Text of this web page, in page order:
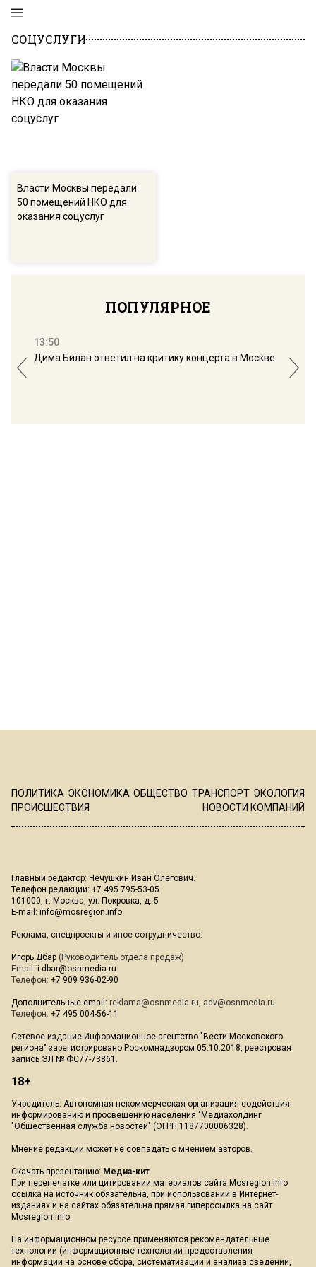
СОЦУСЛУГИ
Власти Москвы передали
50 помещений НКО для
оказания соцуслуг
ПОПУЛЯРНОЕ
13:50
Дима Билан ответил на критику концерта в Москве
ПОЛИТИКА ЭКОНОМИКА ОБЩЕСТВО ТРАНСПОРТ ЭКОЛОГИЯ
ПРОИСШЕСТВИЯ
НОВОСТИ КОМПАНИЙ
Главный редактор: Чечушкин Иван Олегович.
Телефон редакции: +7 495 795-53-05
101000, г. Москва, ул. Покровка, д. 5
E-mail: info@mosregion.info
Реклама, спецпроекты и иное сотрудничество:
Игорь Дбар (Руководитель отдела продаж)
Email: i.dbar@osnmedia.ru
Телефон: +7 909 936-02-90
Дополнительные email: reklama@osnmedia.ru, adv@osnmedia.ru
Телефон: +7 495 004-56-11
Сетевое издание Информационное агентство "Вести Московского
региона" зарегистрировано Роскомнадзором 05.10.2018, реестровая
запись ЭЛ № ФС77-73861.
18+
Учредитель: Автономная некоммерческая организация содействия
информированию и просвещению населения "Медиахолдинг
"Общественная служба новостей" (ОГРН 1187700006328).
Мнение редакции может не совпадать с мнением авторов.
Скачать презентацию: Медиа-кит
При перепечатке или цитировании материалов сайта Mosregion.info
ссылка на источник обязательна, при использовании в Интернет-
изданиях и на сайтах обязательна прямая гиперссылка на сайт
Mosregion.info.
На информационном ресурсе применяются рекомендательные
технологии (информационные технологии предоставления
информации на основе сбора, систематизации и анализа сведений,